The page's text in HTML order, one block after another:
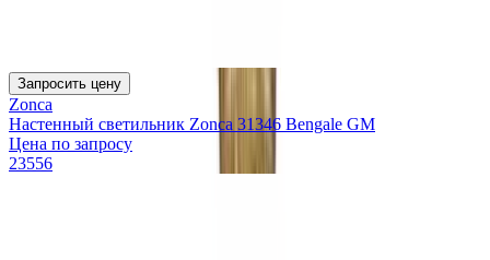
Запросить цену
Zonca
Настенный светильник Zonca 31346 Bengale GM
Цена по запросу
23556